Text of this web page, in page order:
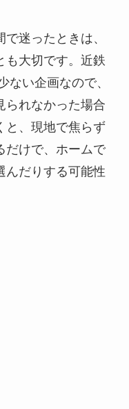
迷ったときは、
も大切です。近鉄
ない企画なので、
られなかった場合
と、現地で焦らず
だけで、ホームで
んだりする可能性